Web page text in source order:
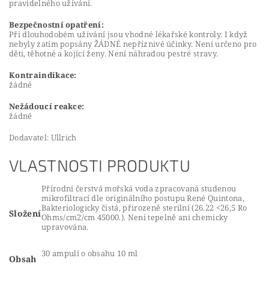
pravidelného užívání.
Bezpečnostní opatření:
Při dlouhodobém užívání jsou vhodné lékařské kontroly. I když
nebyly zatím popsány ŽÁDNÉ nepříznivé účinky. Není určeno pro
děti, těhotné a kojící ženy. Není náhradou pestré stravy.
Kontraindikace:
žádné
Nežádoucí reakce:
žádné
Dodavatel: Ullrich
VLASTNOSTI PRODUKTU
Složení
Přírodní čerstvá mořská voda zpracovaná studenou
mikrofiltrací dle originálního postupu René Quintona,
Bakteriologicky čistá, přirozeně sterilní (26.22 <26,5 Ro
Ohms/cm2/cm 45000.). Není tepelně ani chemicky
upravována.
Obsah 30 ampulí o obsahu 10 ml